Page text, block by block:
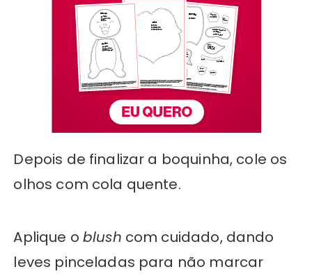
Depois de finalizar a boquinha, cole os
olhos com cola quente.
Aplique o blush com cuidado, dando
leves pinceladas para não marcar